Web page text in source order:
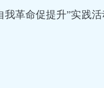
我革命促提升”实践